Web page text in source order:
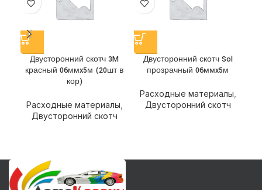
Двусторонний скотч 3M
красный 06ммx5м (20шт в
кор)
Расходные материалы
Двусторонний скотч
Двусторонний скотч Sol
прозрачный 06ммx5м
Расходные материалы
Двусторонний скотч